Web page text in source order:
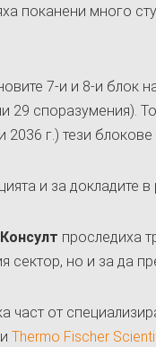
поканени много
7-и и 8-и блок
споразумения).
г.) тези
и за докладите
проследиха
сектор, но и за да
част от
Thermo Fischer